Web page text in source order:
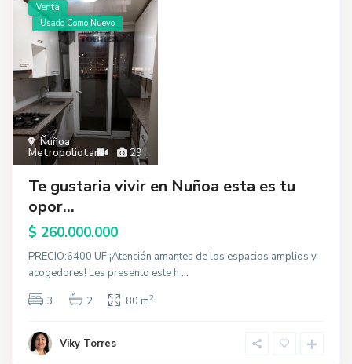
29
Ñuñoa,
Metropoliotana
Venta
Usado Como Nuevo
Te gustaria vivir en Nuñoa esta es tu
opor...
$ 260.000.000
PRECIO:6400 UF ¡Atención amantes de los espacios amplios y
acogedores! Les presento este h ...
3
2 80 m2
Viky Torres